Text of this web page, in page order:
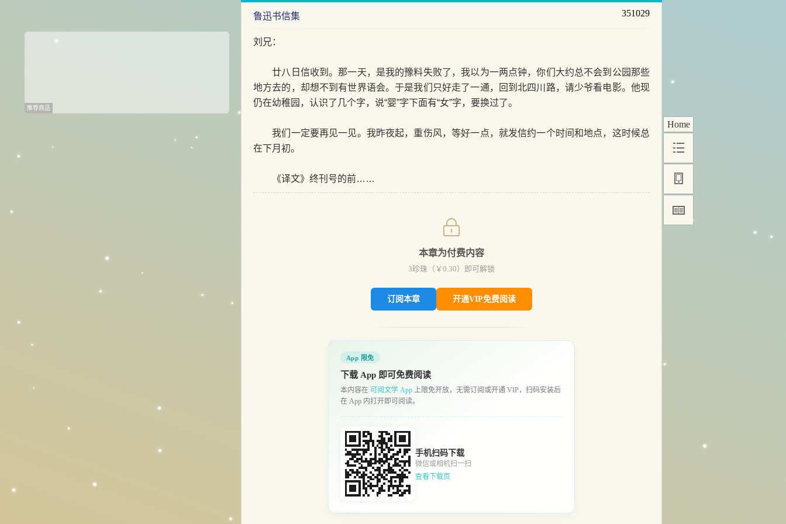
Home
鲁迅书信集 351029
刘兄：
廿八日信收到。那一天，是我的豫料失败了，我以为一两点钟，你们大约总不会到公园那些
地方去的，却想不到有世界语会。于是我们只好走了一通，回到北四川路，请少爷看电影。他现
仍在幼稚园，认识了几个字，说“婴”字下面有“女”字，要换过了。
我们一定要再见一见。我昨夜起，重伤风，等好一点，就发信约一个时间和地点，这时候总
在下月初。
《译文》终刊号的前……
本章为付费内容
3珍珠（￥ 0.30）即可解锁
订阅本章 开通VIP免费阅读
App 限免
下载 App 即可免费阅读
本内容在 可阅文学 App 上限免开放，无需订阅或开通 VIP，扫码安装后
在 App 内打开即可阅读。
手机扫码下载
微信或相机扫一扫
查看下载页
推荐商品